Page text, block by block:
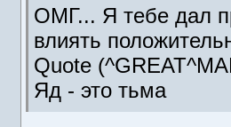
ОМГ... Я тебе дал
влиять
Quote
Яд - это тьма